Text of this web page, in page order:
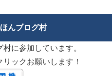
んブログ村
村に参加しています。
リックお願いします！